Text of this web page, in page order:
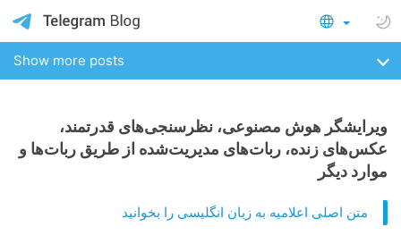
Show more posts
ویرایشگر هوش مصنوعی، نظرسنجی‌های قدرتمند،
عکس‌های زنده، ربات‌های مدیریت‌شده از طریق ربات‌ها و
موارد دیگر
متن اصلی اعلامیه به زبان انگلیسی را بخوانید